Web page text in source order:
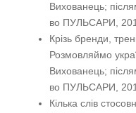
Вихованець;
во ПУЛЬСАРИ,
Крізь бренди,
Розмовляймо
Вихованець;
во ПУЛЬСАРИ,
Кілька слів